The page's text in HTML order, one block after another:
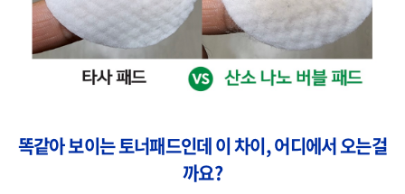
똑같아 보이는 토너패드인데 이 차이, 어디에서 오는걸
까요?